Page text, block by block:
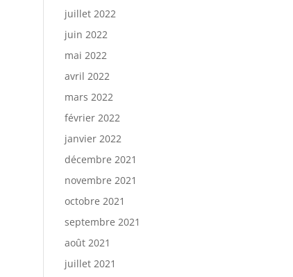
juillet 2022
juin 2022
mai 2022
avril 2022
mars 2022
février 2022
janvier 2022
décembre 2021
novembre 2021
octobre 2021
septembre 2021
août 2021
juillet 2021